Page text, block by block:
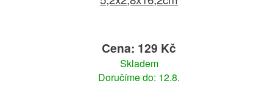
Cena: 129 Kč
Skladem
Doručíme do: 12.8.